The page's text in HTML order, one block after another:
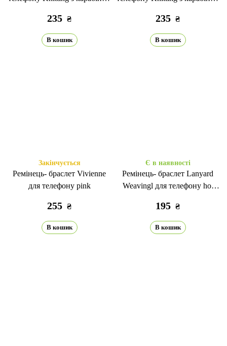
235 ₴
В кошик
235 ₴
В кошик
Закінчується
Ремінець- браслет Vivienne
для телефону pink
255 ₴
В кошик
Є в наявності
Ремінець- браслет Lanyard
Weavingl для телефону hot
195 ₴
В кошик